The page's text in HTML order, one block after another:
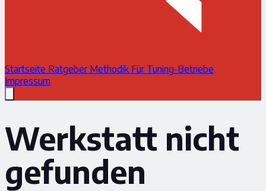
Startseite Ratgeber Methodik Für Tuning-Betriebe
Impressum
Werkstatt nicht
gefunden